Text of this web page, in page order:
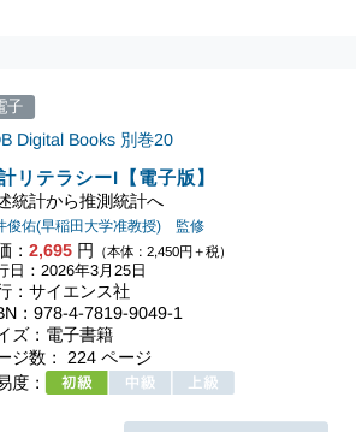
リテラシーI【電子版】
統計から推測統計へ
Digital Books 別巻20
俊佑(早稲田大学准教授) 監修
：2,695 円 （本体：2,450円＋税）
子
日：2026年3月25日
：サイエンス社
：978-4-7819-9049-1
ズ：電子書籍
ジ数： 224 ページ
度：